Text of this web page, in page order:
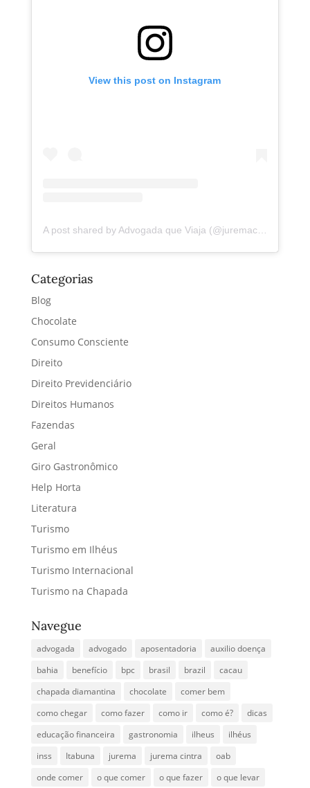
View this post on Instagram
A post shared by Advogada que Viaja (@juremacintra)
Categorias
Blog
Chocolate
Consumo Consciente
Direito
Direito Previdenciário
Direitos Humanos
Fazendas
Geral
Giro Gastronômico
Help Horta
Literatura
Turismo
Turismo em Ilhéus
Turismo Internacional
Turismo na Chapada
Navegue
advogada advogado aposentadoria
auxilio doença
bahia
benefício bpc brasil brazil
cacau
chapada diamantina
chocolate
comer bem
como chegar
como fazer como ir como é?
dicas
educação financeira
gastronomia ilheus
ilhéus
inss
Itabuna jurema jurema cintra
oab
onde comer
o que comer o que fazer o que levar